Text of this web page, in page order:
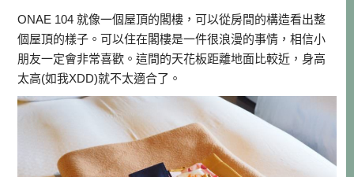
ONAE 104 就像一個屋頂的閣樓，可以從房間的構造看出整
個屋頂的樣子。可以住在閣樓是一件很浪漫的事情，相信小
朋友一定會非常喜歡。這間的天花板距離地面比較近，身高
太高(如我XDD)就不太適合了。